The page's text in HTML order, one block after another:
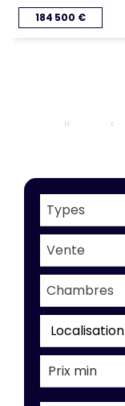
184 500 €
Types
Vente
Chambres
Localisation